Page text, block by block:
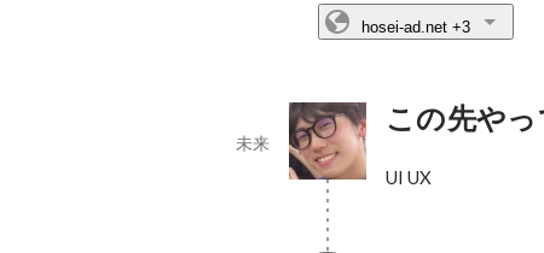
hosei-ad.net+3
この先や
未来
UI UX